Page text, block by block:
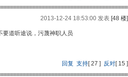
2013-12-24 18:53:00 发表[48 楼]
道听途说，污蔑神职人员
回复 支持[27 ] 反对[15 ]